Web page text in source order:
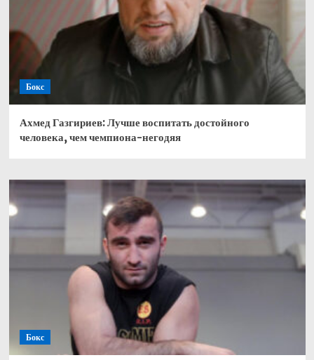
Бокс
Ахмед Газгириев: Лучше воспитать достойного
человека, чем чемпиона-негодяя
Бокс